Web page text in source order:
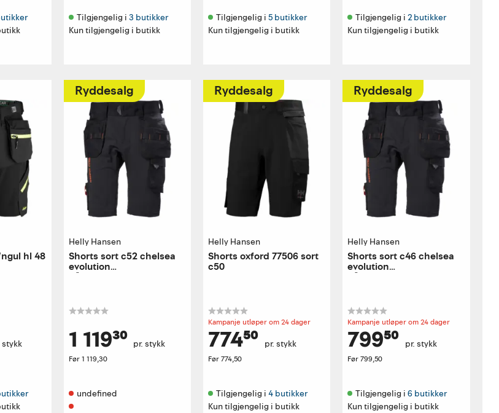
Tilgjengelig i 3 butikker
Kun tilgjengelig i butikk
Tilgjengelig i 5 butikker
Kun tilgjengelig i butikk
Tilgjengelig i 2 butikker
Kun tilgjengelig i butikk
hl 48
stykk
Ryddesalg
Helly Hansen
Shorts sort c52 chelsea
evolution
håndverkershorts
1 119³⁰ pr. stykk
Før 1 119,30
undefined
Ryddesalg
Helly Hansen
Shorts oxford 77506 sort
c50
Kampanje utløper om 24 dager
774⁵⁰ pr. stykk
Før774,50
Tilgjengelig i 4 butikker
Kun tilgjengelig i butikk
Ryddesalg
Helly Hansen
Shorts sort c46 chelsea
evolution
håndverkershorts
Kampanje utløper om 24 dager
799⁵⁰ pr. stykk
Før 799,50
Tilgjengelig i 6 butikker
Kun tilgjengelig i butikk